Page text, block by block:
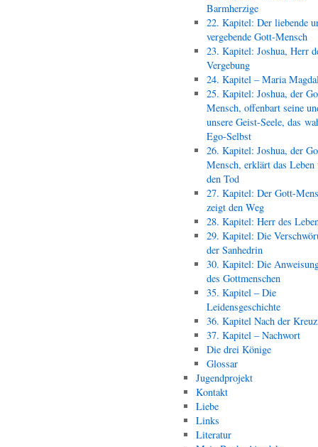
Barmherzige
22. Kapitel: Der liebende
vergebende Gott-Mensch
23. Kapitel: Joshua, Herr
Vergebung
24. Kapitel – Maria
25. Kapitel: Joshua, der
Mensch, offenbart seine
unsere Geist-Seele, das
Ego-Selbst
26. Kapitel: Joshua, der
Mensch, erklärt das Leben
den Tod
27. Kapitel: Der Gott-
zeigt den Weg
28. Kapitel: Herr des
29. Kapitel: Die
der Sanhedrin
30. Kapitel: Die
des Gottmenschen
35. Kapitel – Die
Leidensgeschichte
36. Kapitel Nach der
37. Kapitel – Nachwort
Die drei Könige
Glossar
Jugendprojekt
Kontakt
Liebe
Links
Literatur